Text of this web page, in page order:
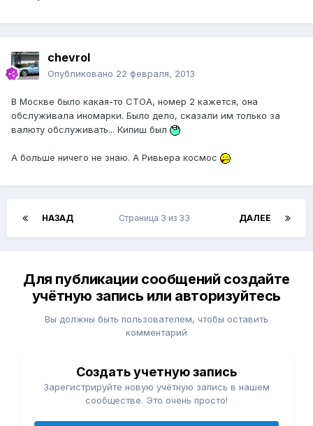
chevrol
Опубликовано 22 февраля, 2013
В Москве было какая-то СТОА, номер 2 кажется, она
обслуживала иномарки. Было дело, сказали им только за
валюту обслуживать... Кипиш был
А больше ничего не знаю. А Ривьера космос
НАЗАД ДАЛЕЕ
Страница 3 из 33
Для публикации сообщений создайте
учётную запись или авторизуйтесь
Вы должны быть пользователем, чтобы оставить
комментарий
Создать учетную запись
Зарегистрируйте новую учётную запись в нашем
сообществе. Это очень просто!